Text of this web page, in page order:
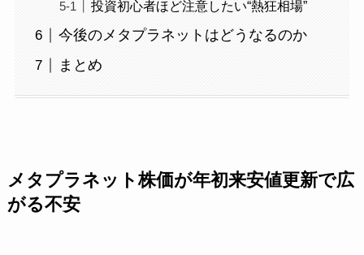
投資初心者ほど注意したい“熱狂相場”
今後のメタプラネットはどうなるのか
まとめ
メタプラネット株価が年初来安値更新で広
がる不安